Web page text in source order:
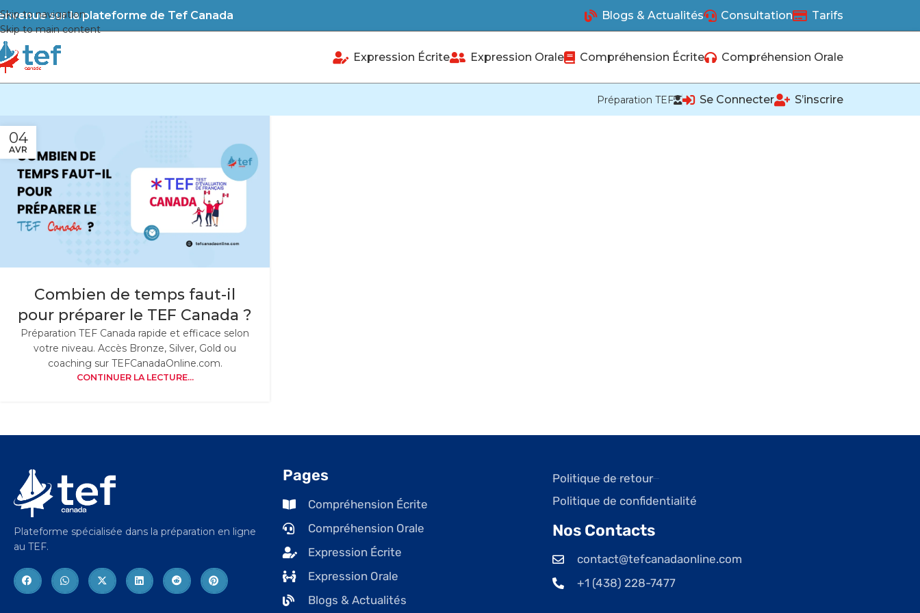
Skip to navigation
Skip to main content
sur la plateforme de Tef Canada Blogs & Actualités Consultation Tarifs
Expression Écrite Expression Orale Compréhension Écrite Compréhension Orale
Préparation TEF Se Connecter S’inscrire
04
AVR
Combien de temps faut-il
pour préparer le TEF Canada ?
Préparation TEF Canada rapide et efficace selon
votre niveau. Accès Bronze, Silver, Gold ou
coaching sur TEFCanadaOnline.com.
CONTINUER LA LECTURE...
Plateforme spécialisée dans la préparation en ligne
au TEF.
Pages
Compréhension Écrite
Compréhension Orale
Expression Écrite
Expression Orale
Blogs & Actualités
Politique de retour
Politique de confidentialité
Nos Contacts
contact@tefcanadaonline.com
+1 (438) 228-7477